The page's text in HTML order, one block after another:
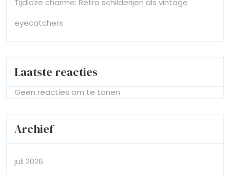
Tijdloze charme: Retro schilderijen als vintage
eyecatchers
Laatste reacties
Geen reacties om te tonen.
Archief
juli 2026